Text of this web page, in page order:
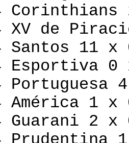
Corinthians
XV de
Santos 11 x
Esportiva 0
Portuguesa
América 1 x
Guarani 2